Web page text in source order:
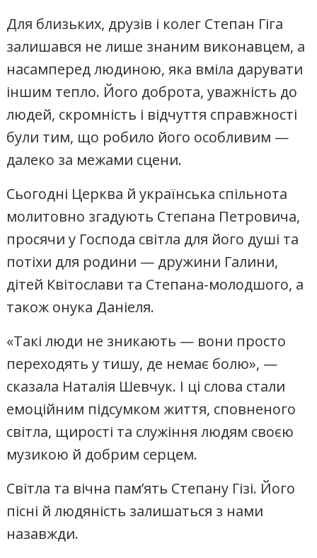
Для близьких, друзів і колег Степан Гіга
залишався не лише знаним виконавцем, а
насамперед людиною, яка вміла дарувати
іншим тепло. Його доброта, уважність до
людей, скромність і відчуття справжності
були тим, що робило його особливим —
далеко за межами сцени.
Сьогодні Церква й українська спільнота
молитовно згадують Степана Петровича,
просячи у Господа світла для його душі та
потіхи для родини — дружини Галини,
дітей Квітослави та Степана-молодшого, а
також онука Даніеля.
«Такі люди не зникають — вони просто
переходять у тишу, де немає болю», —
сказала Наталія Шевчук. І ці слова стали
емоційним підсумком життя, сповненого
світла, щирості та служіння людям своєю
музикою й добрим серцем.
Світла та вічна пам’ять Степану Гізі. Його
пісні й людяність залишаться з нами
назавжди.